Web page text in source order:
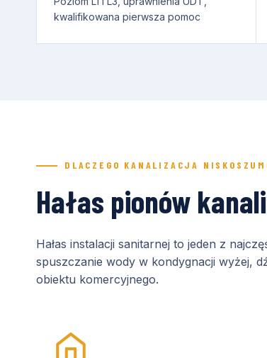
kwalifikowana pierwsza pomoc
DLACZEGO KANALIZACJA
Hałas pionów
Hałas instalacji sanitarnej to jeden z
spuszczanie wody w kondygnacji wyżej,
obiektu komercyjnego.